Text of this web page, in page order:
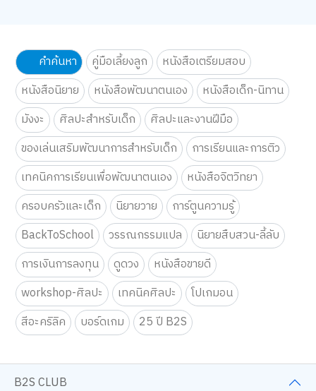
คำค้นหา คู่มือเลี้ยงลูก
หนังสือเตรียมสอบ
หนังสือนิยาย
หนังสือพัฒนาตนเอง
หนังสือเด็ก-นิทาน
มังงะ
ศิลปะสำหรับเด็ก
ศิลปะและงานฝีมือ
ของเล่นเสริมพัฒนาการสำหรับเด็ก
การเรียนและการติว
เทคนิคการเรียนเพื่อพัฒนาตนเอง
หนังสือจิตวิทยา
ครอบครัวและเด็ก
นิยายวาย
การ์ตูนความรู้
BackToSchool
วรรณกรรมแปล
นิยายสืบสวน-ลี้ลับ
การเงินการลงทุน
ดูดวง
หนังสือขายดี
workshop-ศิลปะ
เทคนิคศิลปะ
โปเกมอน
สีอะคริลิค
บอร์ดเกม 25 ปี B2S
B2S CLUB